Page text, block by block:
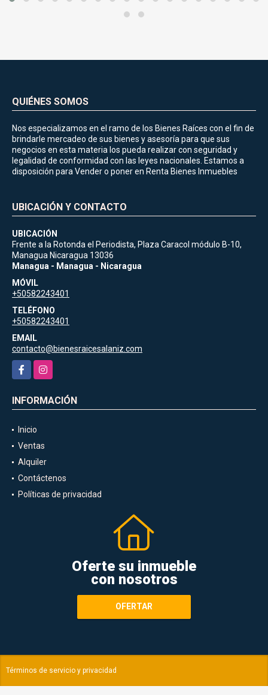
QUIÉNES SOMOS
Nos especializamos en el ramo de los Bienes Raíces con el fin de
brindarle mercadeo de sus bienes y asesoría para que sus
negocios en esta materia los pueda realizar con seguridad y
legalidad de conformidad con las leyes nacionales. Estamos a
disposición para Vender o poner en Renta Bienes Inmuebles
UBICACIÓN Y CONTACTO
UBICACIÓN
Frente a la Rotonda el Periodista, Plaza Caracol módulo B-10,
Managua Nicaragua 13036
Managua - Managua - Nicaragua
MÓVIL
+50582243401
TELÉFONO
+50582243401
EMAIL
contacto@bienesraicesalaniz.com
FacebookInstagram
INFORMACIÓN
Inicio
Ventas
Alquiler
Contáctenos
Políticas de privacidad
Oferte su inmueble
con nosotros
OFERTAR
Términos de servicio y privacidad